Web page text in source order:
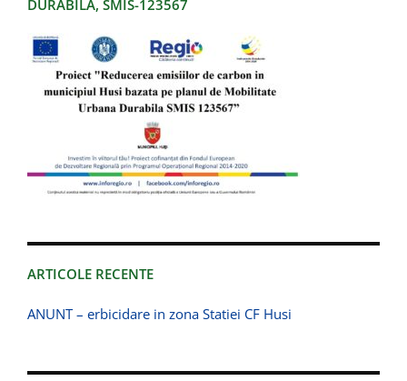
DURABILA, SMIS-123567
ARTICOLE RECENTE
ANUNT – erbicidare in zona Statiei CF Husi